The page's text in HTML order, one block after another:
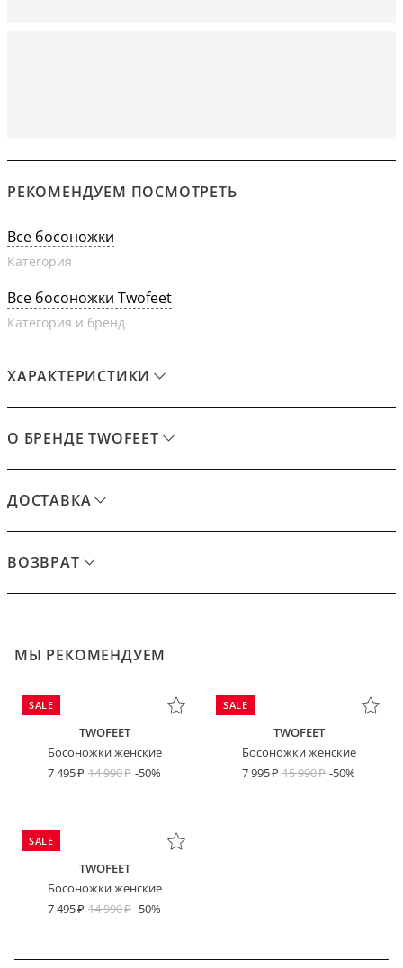
РЕКОМЕНДУЕМ ПОСМОТРЕТЬ
Все босоножки
Категория
Все босоножки Twofeet
Категория и бренд
ХАРАКТЕРИСТИКИ
О БРЕНДЕ TWOFEET
ДОСТАВКА
ВОЗВРАТ
МЫ РЕКОМЕНДУЕМ
SALE
TWOFEET
Босоножки женские
7 495
14 990 -50%
SALE
TWOFEET
Босоножки женские
7 995
15 990 -50%
SALE
TWOFEET
Босоножки женские
7 495
14 990 -50%